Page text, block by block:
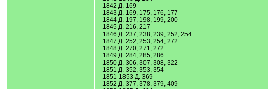
1842 Д. 169
1843 Д. 169, 175, 176, 177
1844 Д. 197, 198, 199, 200
1845 Д. 216, 217
1846 Д. 237, 238, 239, 252, 254
1847 Д. 252, 253, 254, 272
1848 Д. 270, 271, 272
1849 Д. 284, 285, 286
1850 Д. 306, 307, 308, 322
1851 Д. 352, 353, 354
1851-1853 Д. 369
1852 Д. 377, 378, 379, 409